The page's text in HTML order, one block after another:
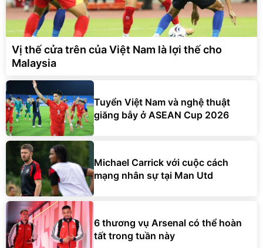
Vị thế cửa trên của Việt Nam là lợi thế cho
Malaysia
Tuyển Việt Nam và nghệ thuật
giăng bẫy ở ASEAN Cup 2026
Michael Carrick với cuộc cách
mạng nhân sự tại Man Utd
6 thương vụ Arsenal có thể hoàn
tất trong tuần này